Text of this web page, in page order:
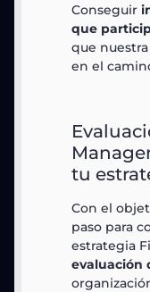
Conseguir
que
que
en el
tu
Con el
paso para
estrategia
evaluación